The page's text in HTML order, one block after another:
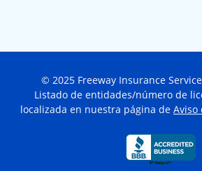
© 2025 Freeway Insurance
Listado de entidades/número de
localizada en nuestra página de Aviso